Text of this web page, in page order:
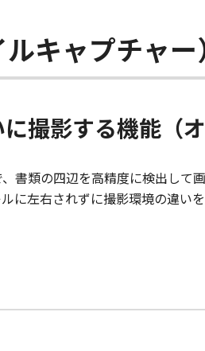
キャプチャー
撮影する機能（
書類の四辺を高精度に検出し
に左右されずに撮影環境の違